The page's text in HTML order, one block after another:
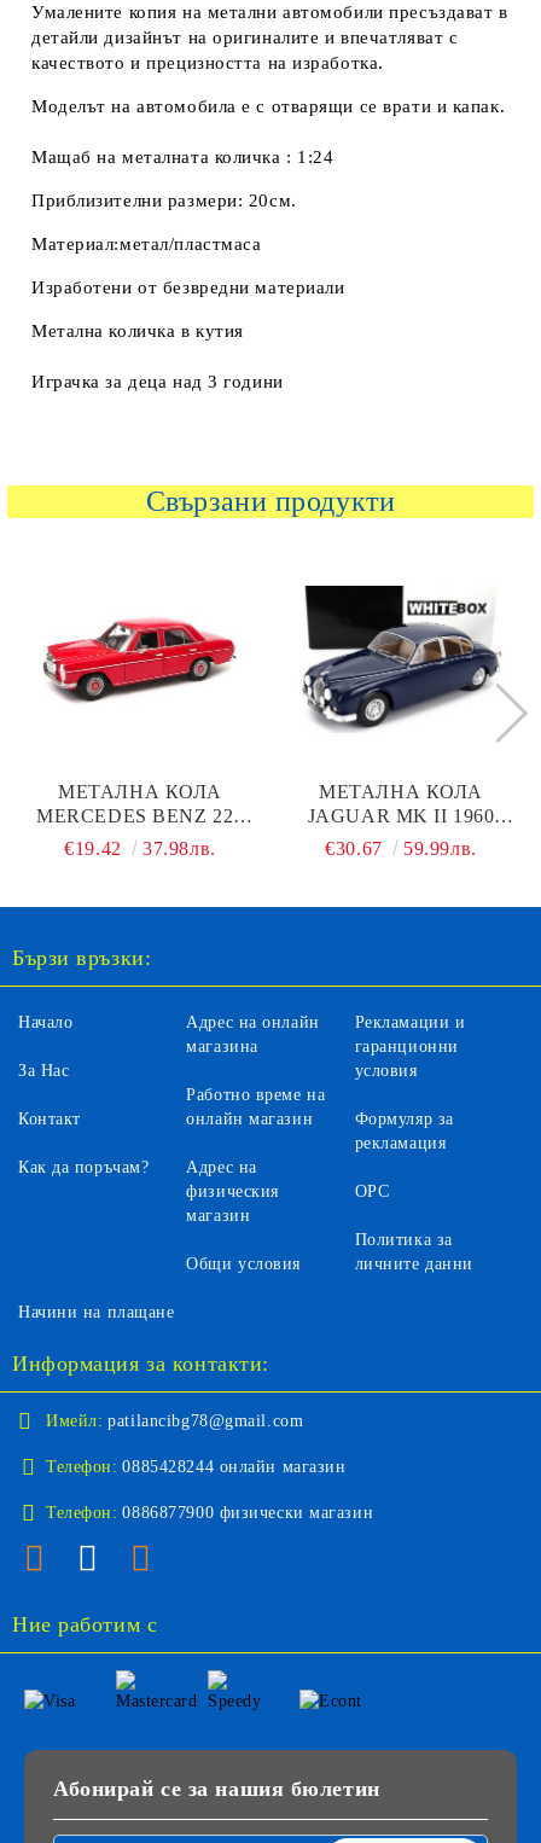
Умалените копия на метални автомобили пресъздават в
детайли дизайнът на оригиналите и впечатляват с
качеството и прецизността на изработка.
Моделът на автомобила е с отварящи се врати и капак.
Мащаб на металната количка : 1:24
Приблизителни размери: 20см.
Материал:метал/пластмаса
Изработени от безвредни материали
Метална количка в кутия
Играчка за деца над 3 години
Свързани продукти
МЕТАЛНА КОЛА
MERCEDES BENZ 220
WELLY 1/24
€19.42 37.98лв.
МЕТАЛНА КОЛА
JAGUAR MK II 1960
WHITE BOX 124201
€30.67 59.99лв.
Бързи връзки:
Начало
За Нас
Контакт
Как да поръчам?
Адрес на онлайн
магазина
Работно време на
онлайн магазин
Адрес на
физическия
магазин
Общи условия
Рекламации и
гаранционни
условия
Формуляр за
рекламация
ОРС
Политика за
личните данни
Начини на плащане
Информация за контакти:
Имейл: patilancibg78@gmail.com
Телефон: 0885428244 онлайн магазин
Телефон: 0886877900 физически магазин
Ние работим с
Абонирай се за нашия бюлетин